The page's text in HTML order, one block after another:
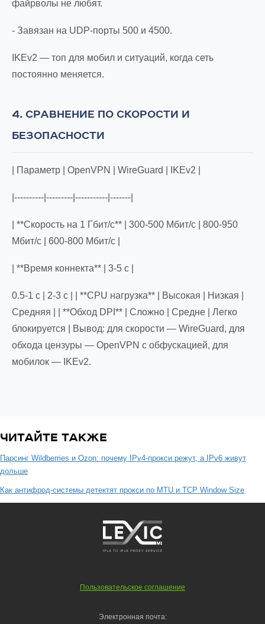
файрволы не любят.
- Завязан на UDP-порты 500 и 4500.
IKEv2 — топ для мобил и ситуаций, когда сеть
постоянно меняется.
4. СРАВНЕНИЕ ПО СКОРОСТИ И
БЕЗОПАСНОСТИ
| Параметр | OpenVPN | WireGuard | IKEv2 |
|----------|---------|-----------|-------|
| **Скорость на 1 Гбит/с** | 300-500 Мбит/с | 800-950
Мбит/с | 600-800 Мбит/с |
| **Время коннекта** | 3-5 с |
0.5-1 с | 2-3 с | | **CPU нагрузка** | Высокая | Низкая |
Средняя | | **Обход DPI** | Сложно | Средне | Легко
блокируется | Вывод: для скорости — WireGuard, для
обхода цензуры — OpenVPN с обфускацией, для
мобилок — IKEv2.
ЧИТАЙТЕ ТАКЖЕ
Парсинг Wildberries и Ozon: почему IPv4-прокси режут, а IPv6 живут
дольше
Как антифрод-системы детектят прокси по MTU и TCP Window Size
Пользовательское соглашение
Электронная почта: